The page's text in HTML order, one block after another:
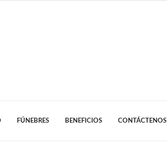
FÚNEBRES BENEFICIOS CONTÁCTENOS